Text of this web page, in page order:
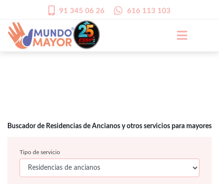
91 345 06 26 616 113 103
Buscador de Residencias de Ancianos y otros servicios para mayores
Tipo de servicio